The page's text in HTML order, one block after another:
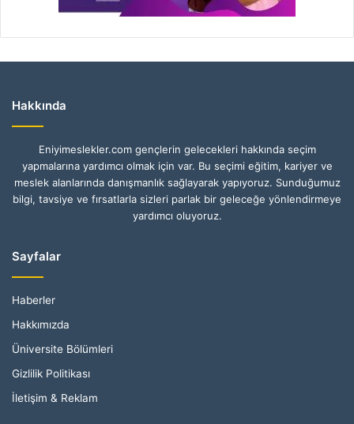
Hakkında
Eniyimeslekler.com gençlerin gelecekleri hakkında seçim
yapmalarına yardımcı olmak için var. Bu seçimi eğitim, kariyer ve
meslek alanlarında danışmanlık sağlayarak yapıyoruz. Sunduğumuz
bilgi, tavsiye ve fırsatlarla sizleri parlak bir geleceğe yönlendirmeye
yardımcı oluyoruz.
Sayfalar
Haberler
Hakkımızda
Üniversite Bölümleri
Gizlilik Politikası
İletişim & Reklam